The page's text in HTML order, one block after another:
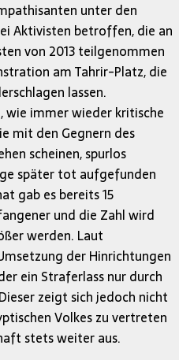
unter den
Aktivisten betroffen, die an
von 2013 teilgenommen
am Tahrir-Platz, die
lassen.
wie immer wieder kritische
mit den Gegnern des
scheinen, spurlos
später tot aufgefunden
gab es bereits 15
und die Zahl wird
werden. Laut
der Hinrichtungen
ein Straferlass nur durch
zeigt sich jedoch nicht
Volkes zu vertreten
stets weiter aus.